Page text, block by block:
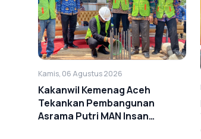
Kamis, 06 Agustus 2026
Kakanwil Kemenag Aceh
Tekankan Pembangunan
Asrama Putri MAN Insan